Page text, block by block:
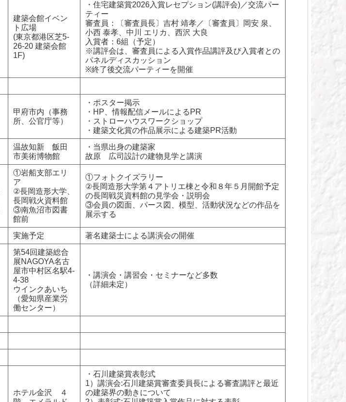
建築会館イベン
ト広場
(東京都港区芝5-
26-20 建築会館
1F)
・住宅建築賞2026入賞レセプション(講評会)／交流パー
ティー
審査員：〔審査員長〕吉村 靖孝／〔審査員〕岡安 泉、
小西 泰孝、中川 エリカ、西沢 大良
入賞者：6組（予定）
※講評会は、審査員による入賞作品講評及び入賞者との
パネルディスカッション
※終了後交流パーティーを開催
甲府市内（事務
所、公官庁等）
・ポスター掲示
・HP、情報配信メールによるPR
・ストローハウスワークショップ
・建築文化賞の作品展示による建築PR活動
温故知新 飯田
市美術博物館
・当県出身の建築家
故原 広司設計の建物見学と講演
①岩船支部エリ
ア
②長岡造形大学、
長岡戦火資料館
③南魚沼市図書
館前
①フォトクイズラリー
②長岡造形大学第４アトリエ棟と令和８年５月開館予定
の長岡戦災資料館の見学会・説明会
③会員の図面、パース図、模型、活動状況などの作品を
展示する
実施予定 著名建築士による講演会の開催
第54回建築総合
展NAGOYA名古
屋市中村区名駅4-
4-38
ウインクあいち
（愛知県産業労
働センター）
・講演会・講習会・セミナーなど多数
（詳細未定）
ホテル金沢 ４
・石川建築賞表彰式
1）講演会:石川建築賞審査委員長による審査講評と最近
の建築界の動きについて